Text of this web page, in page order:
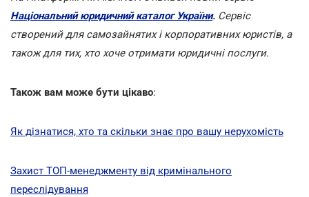
Національний юридичний каталог України. Сервіс
створений для самозайнятих і корпоративних юристів, а
також для тих, хто хоче отримати юридичні послуги.
Також вам може бути цікаво:
Як дізнатися, хто та скільки знає про вашу нерухомість
Захист ТОП-менеджменту від кримінального
переслідування